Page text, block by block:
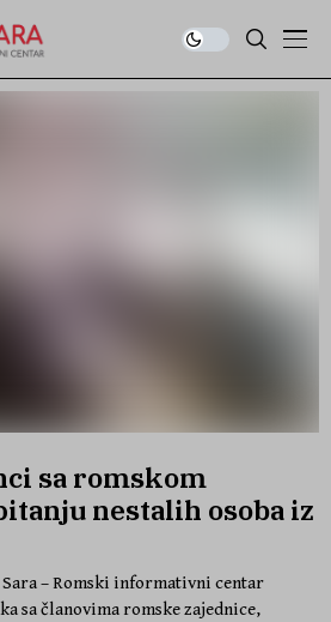
sa romskom
nestalih osoba iz
– Romski informativni centar
sa članovima romske zajednice,